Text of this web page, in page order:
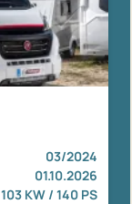
03/2024
01.10.2026
103 KW / 140 PS